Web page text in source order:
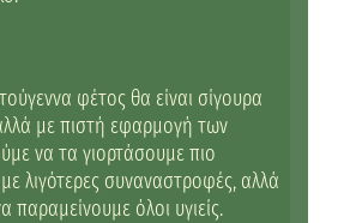
φέτος θα είναι σίγουρα
με πιστή εφαρμογή των
να τα γιορτάσουμε πιο
λιγότερες συναναστροφές, αλλά
παραμείνουμε όλοι υγιείς.